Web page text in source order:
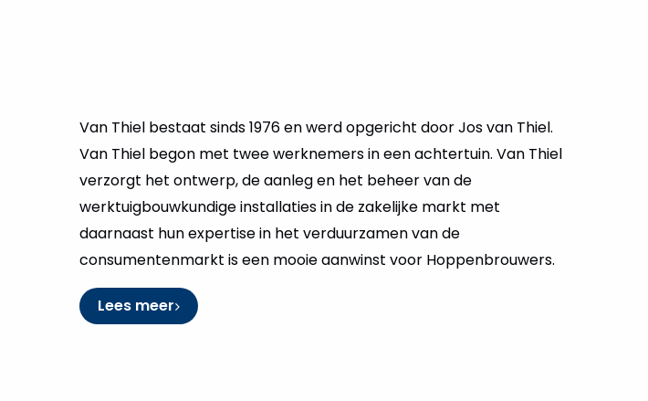
Van Thiel bestaat sinds 1976 en werd opgericht door Jos van Thiel.
Van Thiel begon met twee werknemers in een achtertuin. Van Thiel
verzorgt het ontwerp, de aanleg en het beheer van de
werktuigbouwkundige installaties in de zakelijke markt met
daarnaast hun expertise in het verduurzamen van de
consumentenmarkt is een mooie aanwinst voor Hoppenbrouwers.
Lees meer